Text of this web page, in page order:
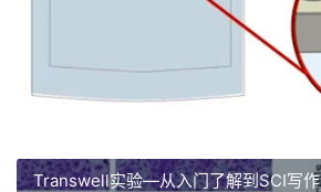
Transwell实验—从入门了解到SCI写作